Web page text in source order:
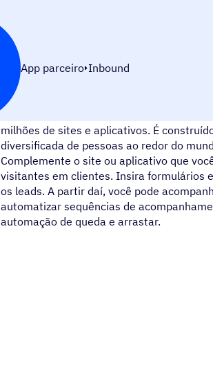
App parceiro Inbound
Drupal é uma plataforma de
milhões de sites e aplicativos. É
diversificada de pessoas ao redor do
Complemente o site ou aplicativo que
visitantes em clientes. Insira formulários
os leads. A partir daí, você pode
automatizar sequências de
automação de queda e arrastar.